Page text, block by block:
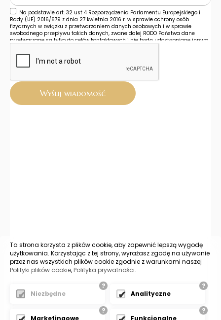
Na podstawie art. 32 ust 4 Rozporządzenia Parlamentu Europejskiego i
Rady (UE) 2016/679 z dnia 27 kwietnia 2016 r. w sprawie ochrony osób
fizycznych w związku z przetwarzaniem danych osobowych i w sprawie
swobodnego przepływu takich danych, zwane dalej RODO Państwa dane
przetwarzane są tylko do celów kontaktowych i nie będą udostępniane innym
przetwarzane tylko i wyłącznie do momentu zrealizowania celu, dla którego
zostały zebrane. Administratorem podanych przez Panią/Pana danych
osobowych za pomocą formularza kontaktowego jest Firma "TWOJA FIRMA " z
formularza kontaktowego, jednocześnie wyraża Pani/Pan zgodę na
przetwarzanie swoich danych osobowych takich jak: imię, nazwisko, nazwa
firmy, adres mailowy i telefon. Ma Pan/Pani prawo dostępu do swoich danych
osobowych, ich sprostowania, usunięcia lub ograniczenia przetwarzania, a
Wyślij wiadomość
Ta strona korzysta z plików cookie, aby zapewnić lepszą wygodę
użytkowania. Korzystając z tej strony, wyrażasz zgodę na używanie
przez nas wszystkich plików cookie zgodnie z warunkami naszej
Polityki plików cookie,Polityka prywatności.
?
Niezbędne
?
Analityczne
?
Marketingowe
?
Funkcjonalne